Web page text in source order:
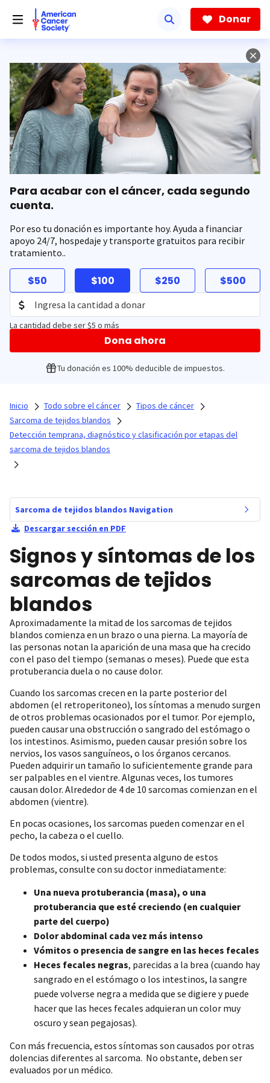
hacia
contenido
Donar
Para acabar con el cáncer, cada segundo
cuenta.
Por eso tu donación es importante hoy. Ayuda a financiar
apoyo 24/7, hospedaje y transporte gratuitos para recibir
tratamiento..
$50 $100 $250 $500
La cantidad debe ser $5 o más
Dona ahora
Tu donación es 100% deducible de impuestos.
Inicio Todo sobre el cáncer
Tipos de cáncer
Sarcoma de tejidos blandos
Detección temprana, diagnóstico y clasificación por etapas del
sarcoma de tejidos blandos
Sarcoma de tejidos blandos Navigation
Descargar sección en PDF
Signos y síntomas de los
sarcomas de tejidos
blandos
Aproximadamente la mitad de los sarcomas de tejidos
blandos comienza en un brazo o una pierna. La mayoría de
las personas notan la aparición de una masa que ha crecido
con el paso del tiempo (semanas o meses). Puede que esta
protuberancia duela o no cause dolor.
Cuando los sarcomas crecen en la parte posterior del
abdomen (el retroperitoneo), los síntomas a menudo surgen
de otros problemas ocasionados por el tumor. Por ejemplo,
pueden causar una obstrucción o sangrado del estómago o
los intestinos. Asimismo, pueden causar presión sobre los
nervios, los vasos sanguíneos, o los órganos cercanos.
Pueden adquirir un tamaño lo suficientemente grande para
ser palpables en el vientre. Algunas veces, los tumores
causan dolor. Alrededor de 4 de 10 sarcomas comienzan en el
abdomen (vientre).
En pocas ocasiones, los sarcomas pueden comenzar en el
pecho, la cabeza o el cuello.
De todos modos, si usted presenta alguno de estos
problemas, consulte con su doctor inmediatamente:
Una nueva protuberancia (masa), o una
protuberancia que esté creciendo (en cualquier
parte del cuerpo)
Dolor abdominal cada vez más intenso
Vómitos o presencia de sangre en las heces fecales
Heces fecales negras, parecidas a la brea (cuando hay
sangrado en el estómago o los intestinos, la sangre
puede volverse negra a medida que se digiere y puede
hacer que las heces fecales adquieran un color muy
oscuro y sean pegajosas).
Con más frecuencia, estos síntomas son causados por otras
dolencias diferentes al sarcoma. No obstante, deben ser
evaluados por un médico.